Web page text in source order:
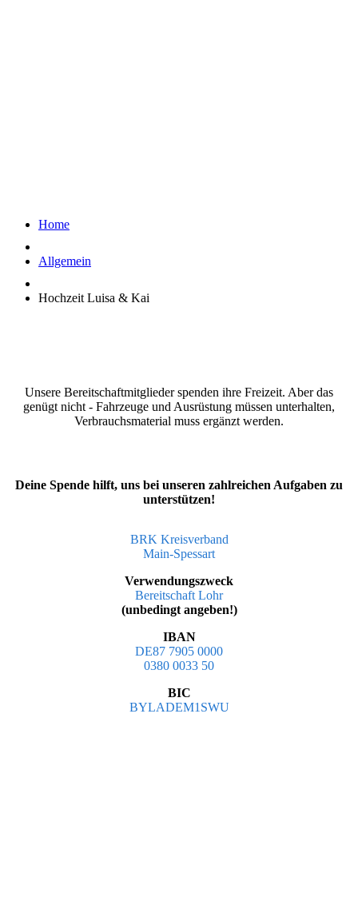
Home
Allgemein
Hochzeit Luisa & Kai
Unsere Bereitschaftmitglieder spenden ihre Freizeit. Aber das
genügt nicht - Fahrzeuge und Ausrüstung müssen unterhalten,
Verbrauchsmaterial muss ergänzt werden.
Deine Spende hilft, uns bei unseren zahlreichen Aufgaben zu
unterstützen!
BRK Kreisverband
Main-Spessart
Verwendungszweck
Bereitschaft Lohr
(unbedingt angeben!)
IBAN
DE87 7905 0000
0380 0033 50
BIC
BYLADEM1SWU